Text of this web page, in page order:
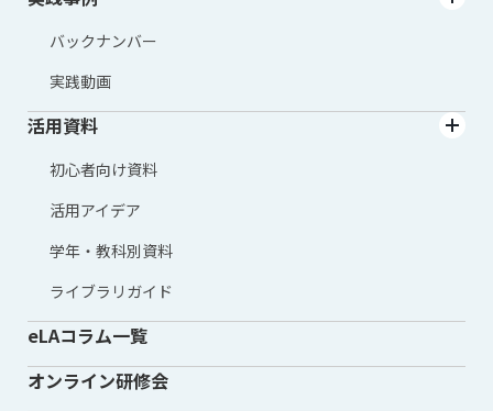
バックナンバー
実践動画
活用資料
初心者向け資料
活用アイデア
学年・教科別資料
ライブラリガイド
eLAコラム一覧
オンライン研修会